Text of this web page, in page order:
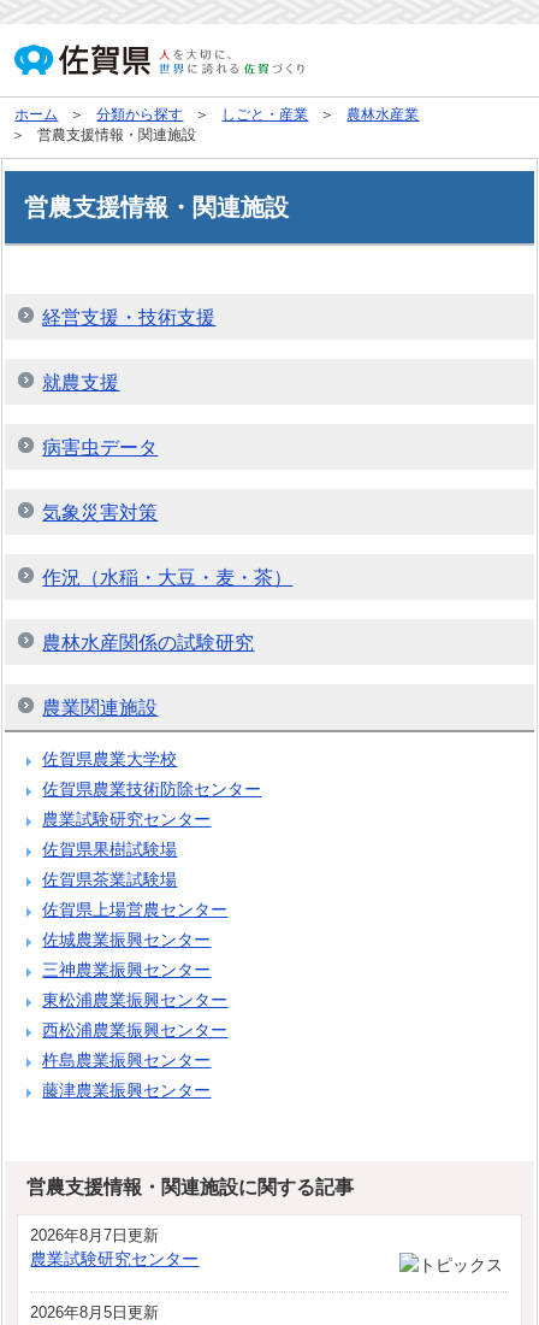
ホーム 分類から探す しごと・産業
農林水産業
営農支援情報・関連施設
営農支援情報・関連施設
経営支援・技術支援
就農支援
病害虫データ
気象災害対策
作況（水稲・大豆・麦・茶）
農林水産関係の試験研究
農業関連施設
佐賀県農業大学校
佐賀県農業技術防除センター
農業試験研究センター
佐賀県果樹試験場
佐賀県茶業試験場
佐賀県上場営農センター
佐城農業振興センター
三神農業振興センター
東松浦農業振興センター
西松浦農業振興センター
杵島農業振興センター
藤津農業振興センター
営農支援情報・関連施設に関する記事
2026年8月7日更新
農業試験研究センター
2026年8月5日更新